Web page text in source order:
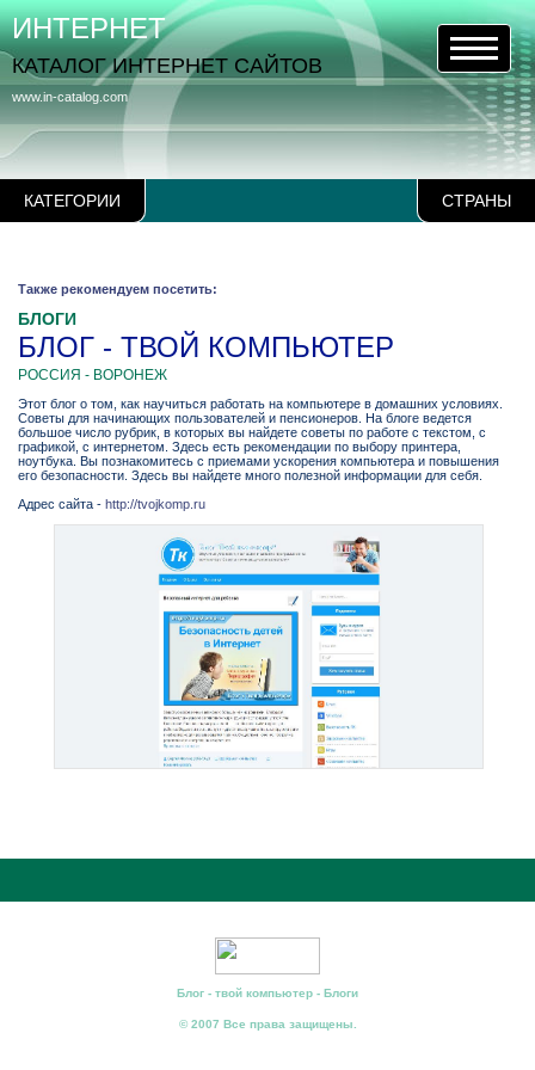
КАТЕГОРИИ СТРАНЫ
www.in-catalog.com
ИНТЕРНЕТ
КАТАЛОГ ИНТЕРНЕТ САЙТОВ
Также рекомендуем посетить:
БЛОГИ
БЛОГ - ТВОЙ КОМПЬЮТЕР
РОССИЯ - ВОРОНЕЖ
Этот блог о том, как научиться работать на компьютере в домашних условиях.
Советы для начинающих пользователей и пенсионеров. На блоге ведется
большое число рубрик, в которых вы найдете советы по работе с текстом, с
графикой, с интернетом. Здесь есть рекомендации по выбору принтера,
ноутбука. Вы познакомитесь с приемами ускорения компьютера и повышения
его безопасности. Здесь вы найдете много полезной информации для себя.
Адрес сайта - http://tvojkomp.ru
Блог - твой компьютер - Блоги
© 2007 Все права защищены.